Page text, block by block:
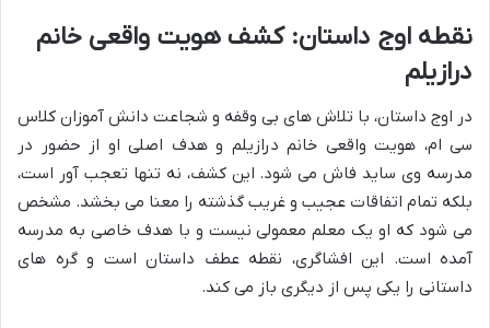
نقطه اوج داستان: کشف هویت واقعی خانم
درازیلم
در اوج داستان، با تلاش های بی وقفه و شجاعت دانش آموزان کلاس
سی ام، هویت واقعی خانم درازیلم و هدف اصلی او از حضور در
مدرسه وی ساید فاش می شود. این کشف، نه تنها تعجب آور است،
بلکه تمام اتفاقات عجیب و غریب گذشته را معنا می بخشد. مشخص
می شود که او یک معلم معمولی نیست و با هدف خاصی به مدرسه
آمده است. این افشاگری، نقطه عطف داستان است و گره های
داستانی را یکی پس از دیگری باز می کند.